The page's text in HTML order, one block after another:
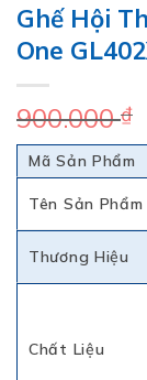
Ghế Hội
One
900.000₫
Mã Sản Phẩm
Tên Sản Phẩm
Thương Hiệu
Chất Liệu